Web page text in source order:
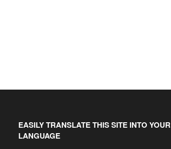
EASILY TRANSLATE THIS SITE INTO YOUR
LANGUAGE